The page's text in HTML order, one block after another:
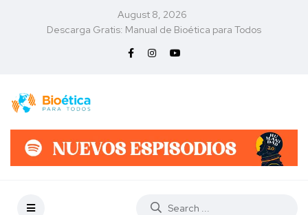
August 8, 2026
Descarga Gratis: Manual de Bioética para Todos